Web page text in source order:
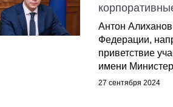
Антон
Федерации,
приветствие
имени
27 сентября 2024